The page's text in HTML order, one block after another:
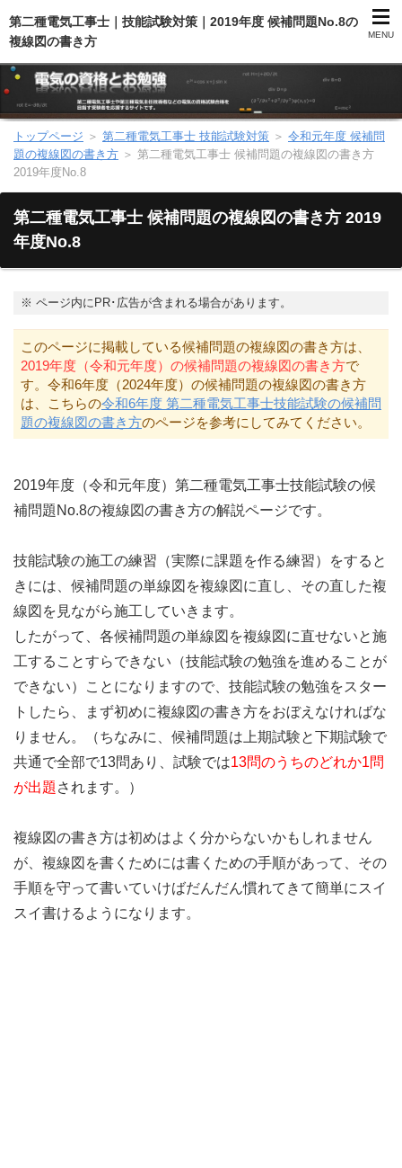
第二種電気工事士｜技能試験対策｜2019年度 候補問題No.8の
複線図の書き方
MENU
第二種電気工事士（総合）
第二種電気工事士（技能試験）
電気のお勉強
電気数学のお勉強
トップページ ＞ 第二種電気工事士 技能試験対策 ＞ 令和元年度 候補問
題の複線図の書き方 ＞ 第二種電気工事士 候補問題の複線図の書き方
2019年度No.8
第二種電気工事士 候補問題の複線図の書き方 2019
年度No.8
※ ページ内にPR･広告が含まれる場合があります。
このページに掲載している候補問題の複線図の書き方は、
2019年度（令和元年度）の候補問題の複線図の書き方で
す。令和6年度（2024年度）の候補問題の複線図の書き方
は、こちらの令和6年度 第二種電気工事士技能試験の候補問
題の複線図の書き方のページを参考にしてみてください。
2019年度（令和元年度）第二種電気工事士技能試験の候
補問題No.8の複線図の書き方の解説ページです。
技能試験の施工の練習（実際に課題を作る練習）をすると
きには、候補問題の単線図を複線図に直し、その直した複
線図を見ながら施工していきます。
したがって、各候補問題の単線図を複線図に直せないと施
工することすらできない（技能試験の勉強を進めることが
できない）ことになりますので、技能試験の勉強をスター
トしたら、まず初めに複線図の書き方をおぼえなければな
りません。（ちなみに、候補問題は上期試験と下期試験で
共通で全部で13問あり、試験では13問のうちのどれか1問
が出題 されます。）
複線図の書き方は初めはよく分からないかもしれません
が、複線図を書くためには書くための手順があって、その
手順を守って書いていけばだんだん慣れてきて簡単にスイ
スイ書けるようになります。